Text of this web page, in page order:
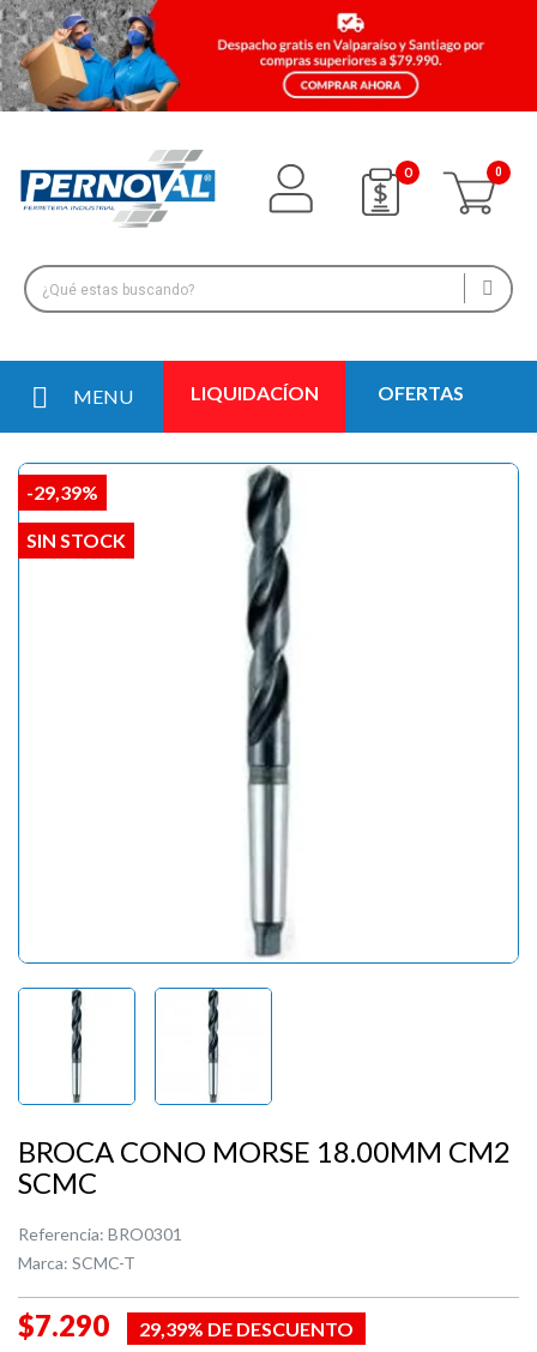
0
MENU LIQUIDACÍON OFERTAS
-29,39%
SIN STOCK
BROCA CONO MORSE 18.00MM CM2
SCMC
Referencia: BRO0301
Marca: SCMC-T
$7.290
29,39% DE DESCUENTO